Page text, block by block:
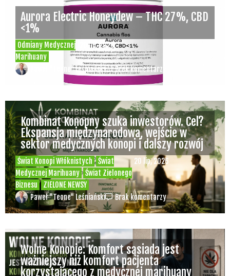
Odmiany Medycznej
Marihuany
20 lip, 2026
Aurora Electric Honeydew – THC 27%, CBD
<1%
Paweł "Teone" Leśniański Brak komentarzy
Świat Konopi Włóknistych
Świat
Medycznej Marihuany
Świat Zielonego
Biznesu
ZIELONE NEWSY
20 lip, 2026
Kombinat Konopny szuka inwestorów. Cel?
Ekspansja międzynarodowa, wejście w
sektor medycznych konopi i dalszy rozwój
Paweł "Teone" Leśniański Brak komentarzy
Wolne Konopie: Komfort sąsiada jest
ważniejszy niż komfort pacjenta
korzystającego z medycznej marihuany